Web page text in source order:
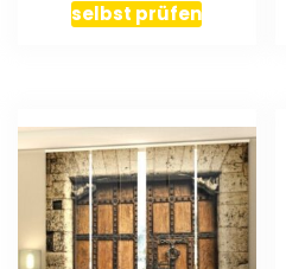
selbst prüfen